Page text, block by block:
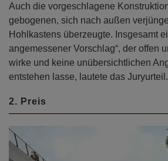
Auch die vorgeschlagene
gebogenen, sich nach außen
Hohlkastens überzeugte. Insgesamt
angemessener Vorschlag“, der offen
wirke und keine unübersichtlichen
entstehen lasse, lautete das Juryurteil.
2. Preis